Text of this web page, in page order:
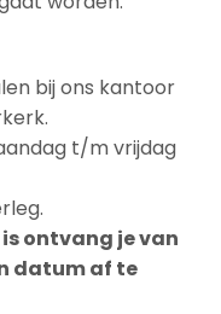
bij ons kantoor
t/m vrijdag
ontvang je van
datum af te